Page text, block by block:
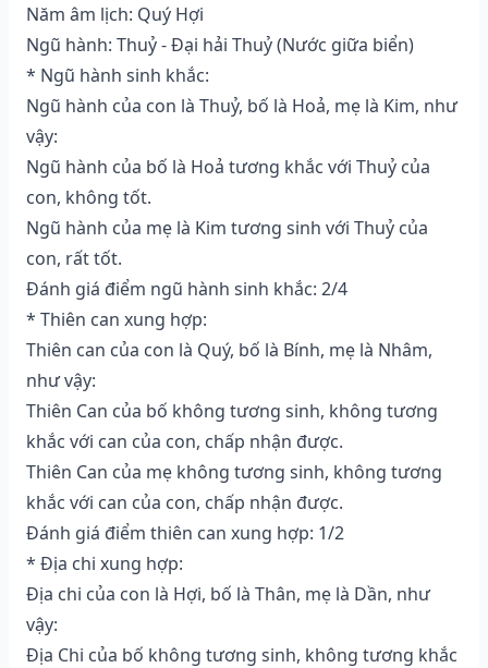
Năm âm lịch: Quý Hợi
Ngũ hành: Thuỷ - Đại hải Thuỷ (Nước giữa biển)
* Ngũ hành sinh khắc:
Ngũ hành của con là Thuỷ, bố là Hoả, mẹ là Kim, như
vậy:
Ngũ hành của bố là Hoả tương khắc với Thuỷ của
con, không tốt.
Ngũ hành của mẹ là Kim tương sinh với Thuỷ của
con, rất tốt.
Đánh giá điểm ngũ hành sinh khắc: 2/4
* Thiên can xung hợp:
Thiên can của con là Quý, bố là Bính, mẹ là Nhâm,
như vậy:
Thiên Can của bố không tương sinh, không tương
khắc với can của con, chấp nhận được.
Thiên Can của mẹ không tương sinh, không tương
khắc với can của con, chấp nhận được.
Đánh giá điểm thiên can xung hợp: 1/2
* Địa chi xung hợp:
Địa chi của con là Hợi, bố là Thân, mẹ là Dần, như
vậy:
Địa Chi của bố không tương sinh, không tương khắc